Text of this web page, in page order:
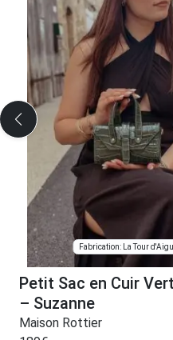
Fabrication: La Tour
Petit Sac en Cuir
– Suzanne
Maison Rottier